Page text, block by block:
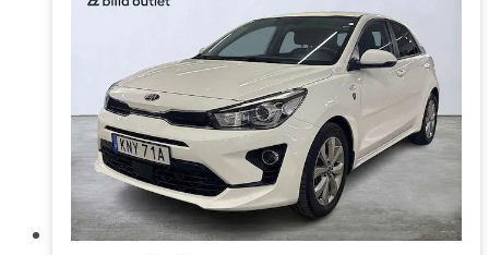
Pris fallande